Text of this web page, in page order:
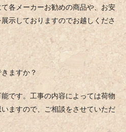
各メーカーお勧めの商品や、お安
示しておりますのでお越しくださ
ますか？
です。工事の内容によっては荷物
ますので、ご相談をさせていただ